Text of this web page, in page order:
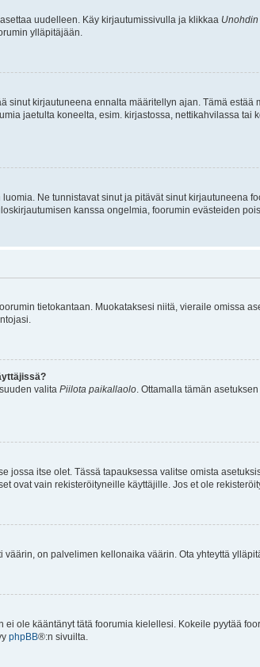
uudelleen. Käy kirjautumissivulla ja klikkaa
ylläpitäjään.
sinut kirjautuneena ennalta määritellyn ajan. Tämä
jaetulta koneelta, esim. kirjastossa, nettikahvilassa
Ne tunnistavat sinut ja pitävät sinut
kanssa ongelmia, foorumin evästeiden
tietokantaan. Muokataksesi niitä, vieraile omissa
valita Piilota paikallaolo . Ottamalla tämän
jossa itse olet. Tässä tapauksessa valitse omista
ovat vain rekisteröityneille käyttäjille. Jos et ole
on palvelimen kellonaika väärin. Ota yhteyttä
ole kääntänyt tätä foorumia kielellesi. Kokeile pyytää
phpBB®:n sivuilta.